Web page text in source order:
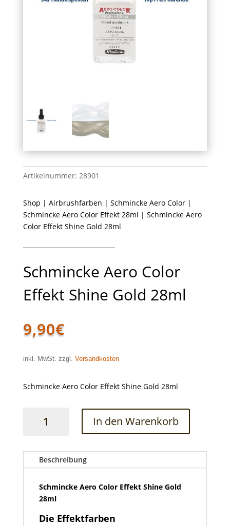
Artikelnummer: 28901
Shop | Airbrushfarben | Schmincke Aero Color|
Schmincke Aero Color Effekt 28ml | Schmincke Aero
Color Effekt Shine Gold 28ml
Schmincke Aero Color
Effekt Shine Gold 28ml
9,90€
inkl. MwSt. zzgl. Versandkosten
Schmincke Aero Color Effekt Shine Gold 28ml
Shine
Gold
28ml
Menge
In den Warenkorb
Beschreibung
Schmincke Aero Color Effekt Shine Gold
28ml
Die Effektfarben